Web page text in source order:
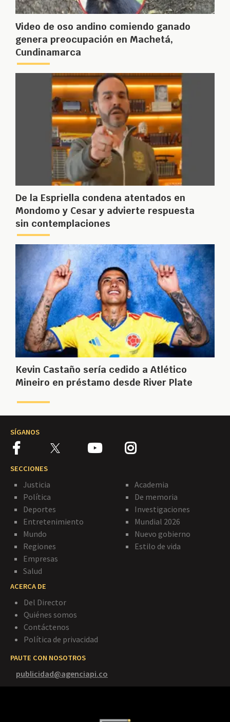
Video de oso andino comiendo ganado
genera preocupación en Machetá,
Cundinamarca
De la Espriella condena atentados en
Mondomo y Cesar y advierte respuesta
sin contemplaciones
Kevin Castaño sería cedido a Atlético
Mineiro en préstamo desde River Plate
SÍGANOS
SECCIONES
Justicia
Política
Deportes
Entretenimiento
Mundo
Regiones
Empresas
Salud
Academia
De memoria
Investigaciones
Mundial 2026
Nuevo gobierno
Estilo de vida
ACERCA DE
Del Director
Quiénes somos
Contáctenos
Política de privacidad
PAUTE CON NOSOTROS
publicidad@agenciapi.co